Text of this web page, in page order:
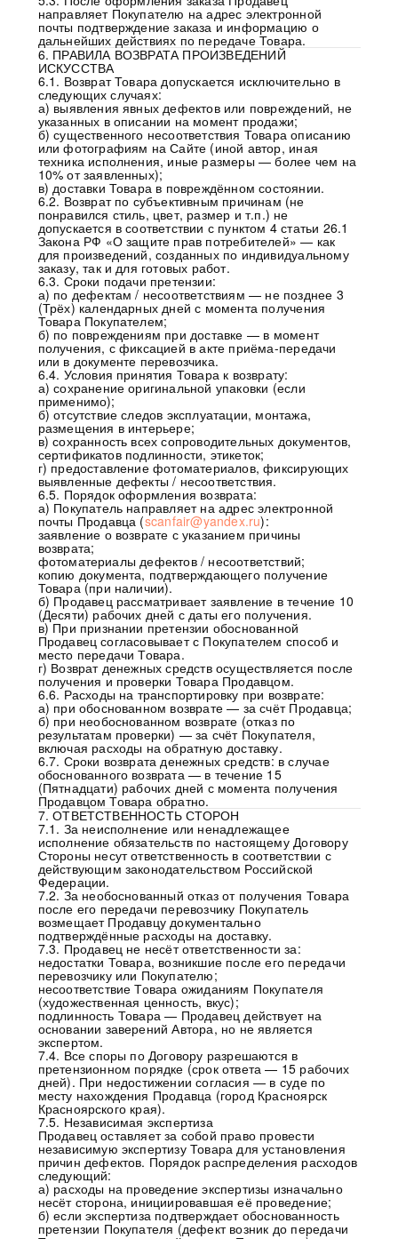
направляет Покупателю на адрес электронной
почты подтверждение заказа и информацию о
дальнейших действиях по передаче Товара.
6. ПРАВИЛА ВОЗВРАТА ПРОИЗВЕДЕНИЙ
ИСКУССТВА
6.1. Возврат Товара допускается исключительно в
следующих случаях:
а) выявления явных дефектов или повреждений, не
указанных в описании на момент продажи;
б) существенного несоответствия Товара описанию
или фотографиям на Сайте (иной автор, иная
техника исполнения, иные размеры — более чем на
10% от заявленных);
в) доставки Товара в повреждённом состоянии.
6.2. Возврат по субъективным причинам (не
понравился стиль, цвет, размер и т.п.) не
допускается в соответствии с пунктом 4 статьи 26.1
Закона РФ «О защите прав потребителей» — как
для произведений, созданных по индивидуальному
заказу, так и для готовых работ.
6.3. Сроки подачи претензии:
а) по дефектам / несоответствиям — не позднее 3
(Трёх) календарных дней с момента получения
Товара Покупателем;
б) по повреждениям при доставке — в момент
получения, с фиксацией в акте приёма-передачи
или в документе перевозчика.
6.4. Условия принятия Товара к возврату:
а) сохранение оригинальной упаковки (если
применимо);
б) отсутствие следов эксплуатации, монтажа,
размещения в интерьере;
в) сохранность всех сопроводительных документов,
сертификатов подлинности, этикеток;
г) предоставление фотоматериалов, фиксирующих
выявленные дефекты / несоответствия.
6.5. Порядок оформления возврата:
а) Покупатель направляет на адрес электронной
почты Продавца (scanfair@yandex.ru):
заявление о возврате с указанием причины
возврата;
фотоматериалы дефектов / несоответствий;
копию документа, подтверждающего получение
Товара (при наличии).
б) Продавец рассматривает заявление в течение 10
(Десяти) рабочих дней с даты его получения.
в) При признании претензии обоснованной
Продавец согласовывает с Покупателем способ и
место передачи Товара.
г) Возврат денежных средств осуществляется после
получения и проверки Товара Продавцом.
6.6. Расходы на транспортировку при возврате:
а) при обоснованном возврате — за счёт Продавца;
б) при необоснованном возврате (отказ по
результатам проверки) — за счёт Покупателя,
включая расходы на обратную доставку.
6.7. Сроки возврата денежных средств: в случае
обоснованного возврата — в течение 15
(Пятнадцати) рабочих дней с момента получения
Продавцом Товара обратно.
7. ОТВЕТСТВЕННОСТЬ СТОРОН
7.1. За неисполнение или ненадлежащее
исполнение обязательств по настоящему Договору
Стороны несут ответственность в соответствии с
действующим законодательством Российской
Федерации.
7.2. За необоснованный отказ от получения Товара
после его передачи перевозчику Покупатель
возмещает Продавцу документально
подтверждённые расходы на доставку.
7.3. Продавец не несёт ответственности за:
недостатки Товара, возникшие после его передачи
перевозчику или Покупателю;
несоответствие Товара ожиданиям Покупателя
(художественная ценность, вкус);
подлинность Товара — Продавец действует на
основании заверений Автора, но не является
экспертом.
7.4. Все споры по Договору разрешаются в
претензионном порядке (срок ответа — 15 рабочих
дней). При недостижении согласия — в суде по
месту нахождения Продавца (город Красноярск
Красноярского края).
7.5. Независимая экспертиза
Продавец оставляет за собой право провести
независимую экспертизу Товара для установления
причин дефектов. Порядок распределения расходов
следующий:
а) расходы на проведение экспертизы изначально
несёт сторона, инициировавшая её проведение;
б) если экспертиза подтверждает обоснованность
претензии Покупателя (дефект возник до передачи